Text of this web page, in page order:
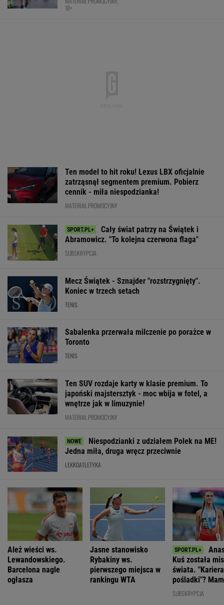
18+
Ten model to hit roku! Lexus LBX oficjalnie
zatrząsnął segmentem premium. Pobierz
cennik - miła niespodzianka!
MATERIAŁ PROMOCYJNY
Cały świat patrzy na Świątek i
Abramowicz. "To kolejna czerwona flaga"
SUBSKRYPCJA
Mecz Świątek - Sznajder "rozstrzygnięty".
Koniec w trzech setach
TENIS
Sabalenka przerwała milczenie po porażce w
Toronto
TENIS
Ten SUV rozdaje karty w klasie premium. To
japoński majstersztyk - moc wbija w fotel, a
wnętrze jak w limuzynie!
MATERIAŁ PROMOCYJNY
Niespodzianki z udziałem Polek na ME!
Jedna miła, druga wręcz przeciwnie
LEKKOATLETYKA
Ależ wieści ws.
Lewandowskiego.
Barcelona nagle
ogłasza
Jasne stanowisko
Rybakiny ws.
pierwszego miejsca w
rankingu WTA
Kuś została
świata.
pośladki"?
komentarz
SUBSKRYPCJA